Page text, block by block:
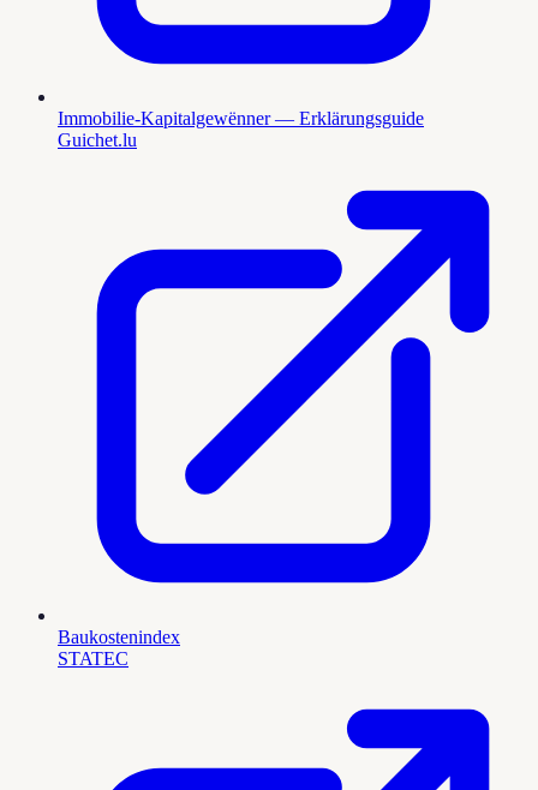
Immobilie-Kapitalgewënner — Erklärungsguide
Guichet.lu
Baukostenindex
STATEC